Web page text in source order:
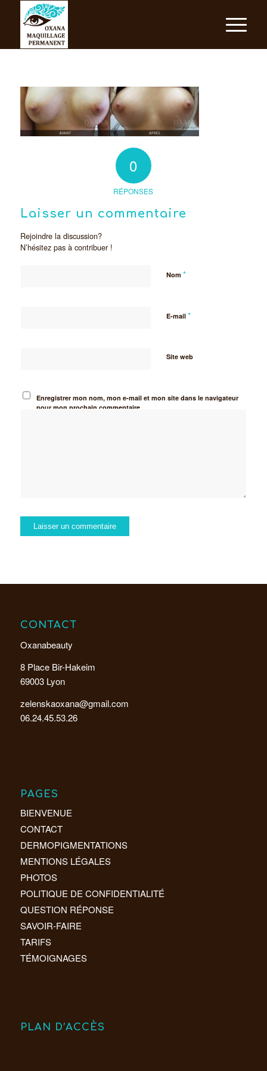
0
RÉPONSES
Laisser un commentaire
Rejoindre la discussion?
N’hésitez pas à contribuer !
Nom *
E-mail *
Site web
Enregistrer mon nom, mon e-mail et mon site dans le navigateur
pour mon prochain commentaire.
CONTACT
Oxanabeauty
8 Place Bir-Hakeim
69003 Lyon
zelenskaoxana@gmail.com
06.24.45.53.26
PAGES
BIENVENUE
CONTACT
DERMOPIGMENTATIONS
MENTIONS LÉGALES
PHOTOS
POLITIQUE DE CONFIDENTIALITÉ
QUESTION RÉPONSE
SAVOIR-FAIRE
TARIFS
TÉMOIGNAGES
PLAN D’ACCÈS